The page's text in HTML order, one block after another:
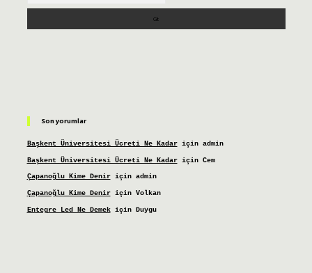
Son yorumlar
Başkent Üniversitesi Ücreti Ne Kadariçin admin
Başkent Üniversitesi Ücreti Ne Kadariçin Cem
Çapanoğlu Kime Deniriçin admin
Çapanoğlu Kime Deniriçin Volkan
Entegre Led Ne Demekiçin Duygu